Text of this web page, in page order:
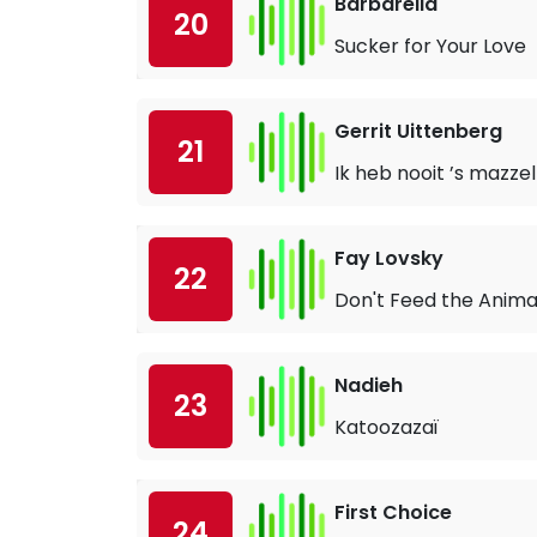
20
Sucker for Your Love
21
Gerrit Uittenberg
Ik heb nooit ’s mazzel
22
Fay Lovsky
Don't Feed the
23
Nadieh
Katoozazaï
First Choice